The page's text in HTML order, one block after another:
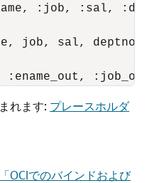
:job, :sal,
job, sal, deptno)
れます: プレースホルダ
「OCIでのバインドおよび